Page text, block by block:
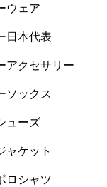
ウェア
日本代表
アクセサリー
ソックス
ューズ
ャケット
ロシャツ